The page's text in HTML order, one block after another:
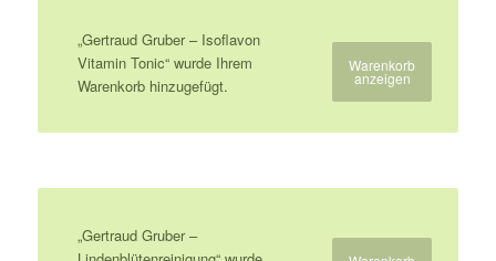
„Gertraud Gruber – Isoflavon
Vitamin Tonic“ wurde Ihrem
Warenkorb hinzugefügt.
Warenkorb
anzeigen
„Gertraud Gruber –